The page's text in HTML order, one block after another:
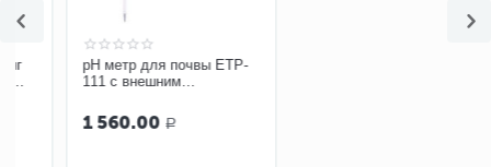
pH метр для почвы ETP-
111 с внешним
1 560.00 Р